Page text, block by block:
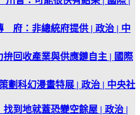
府：非總統府提供 | 政治 | 中
回收產業與供應鏈自主 | 國際
科幻漫畫特展 | 政治 | 中央社
到地就蓋恐變空餘屋 | 政治 |